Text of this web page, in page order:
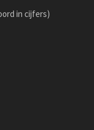
in cijfers)